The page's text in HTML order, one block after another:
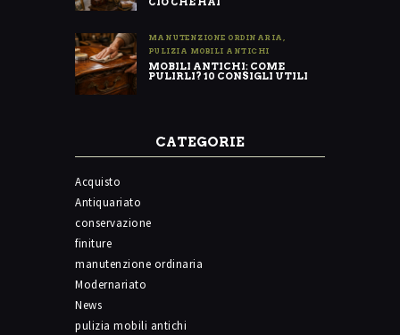
MANUTENZIONE ORDINARIA ,
PULIZIA MOBILI ANTICHI
MOBILI ANTICHI: COME
PULIRLI? 10 CONSIGLI UTILI
CATEGORIE
Acquisto
Antiquariato
conservazione
finiture
manutenzione ordinaria
Modernariato
News
pulizia mobili antichi